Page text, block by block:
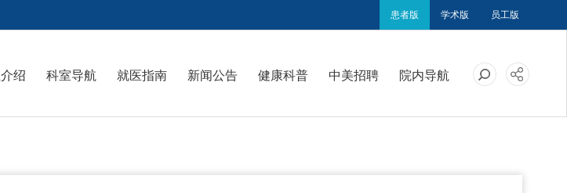
员工版
学术版
患者版
绍 科室导航 就医指南 新闻公告 健康科普 中美招聘 院内导航